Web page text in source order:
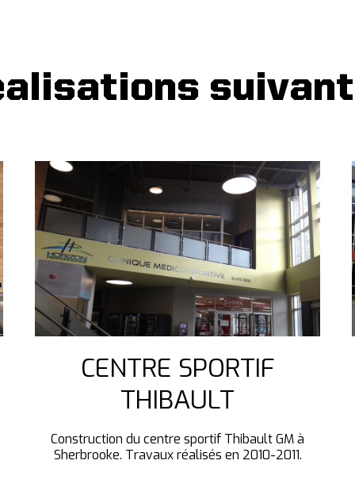
CENTRE SPORTIF
THIBAULT
Construction du centre sportif Thibault GM à
Sherbrooke. Travaux réalisés en 2010-2011.